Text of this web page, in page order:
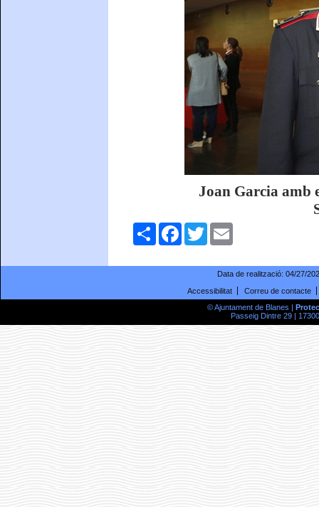
Joan Garcia amb
ComparteixFacebookTwitter
Data de realització: 04/27/
Accessibilitat
Correu de contacte
© Ajuntament de Blanes |
Passeig Dintre 29 |